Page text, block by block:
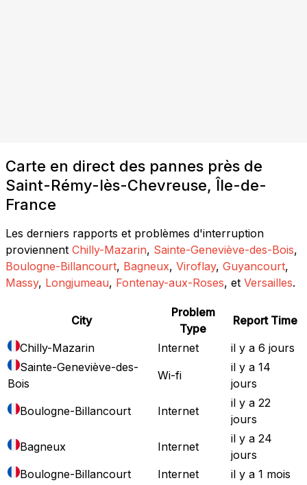
Carte en direct des pannes près de
Saint-Rémy-lès-Chevreuse, Île-de-
France
Les derniers rapports et problèmes d'interruption
proviennent Chilly-Mazarin, Sainte-Geneviève-des-Bois,
Boulogne-Billancourt, Bagneux, Viroflay, Guyancourt,
Massy, Longjumeau, Fontenay-aux-Roses, et Versailles.
City
Problem
Type
Report Time
Chilly-Mazarin
Internet
il y a 6 jours
Sainte-Geneviève-des-
Bois
Wi-fi
il y a 14
jours
Boulogne-Billancourt
Internet
il y a 22
jours
Bagneux
Internet
il y a 24
jours
Boulogne-Billancourt
Internet
il y a 1 mois